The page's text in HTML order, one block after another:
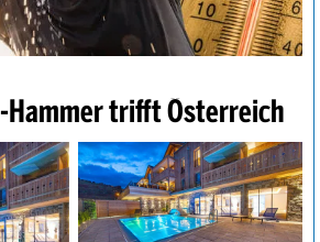
Hammer trifft Österreich